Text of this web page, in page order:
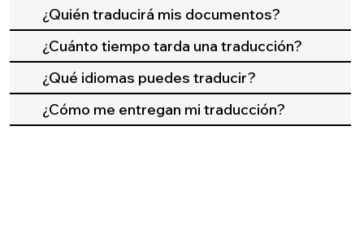
¿Quién traducirá mis documentos?
¿Cuánto tiempo tarda una traducción?
¿Qué idiomas puedes traducir?
¿Cómo me entregan mi traducción?